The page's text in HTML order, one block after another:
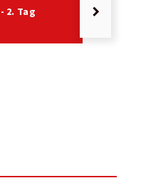
2. Tag keyboard_arrow_right